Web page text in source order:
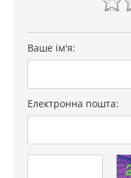
Ваше ім'я:
Електронна пошта: